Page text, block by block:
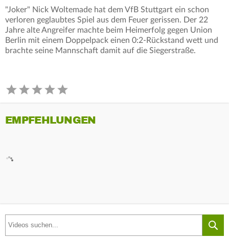
"Joker" Nick Woltemade hat dem VfB Stuttgart ein schon
verloren geglaubtes Spiel aus dem Feuer gerissen. Der 22
Jahre alte Angreifer machte beim Heimerfolg gegen Union
Berlin mit einem Doppelpack einen 0:2-Rückstand wett und
brachte seine Mannschaft damit auf die Siegerstraße.
EMPFEHLUNGEN